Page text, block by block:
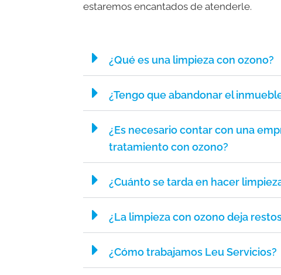
estaremos encantados de atenderle.
¿Qué es una limpieza con ozono?
¿Tengo que abandonar el
¿Es necesario contar con una
tratamiento con ozono?
¿Cuánto se tarda en hacer
¿La limpieza con ozono deja
¿Cómo trabajamos Leu Servicios?